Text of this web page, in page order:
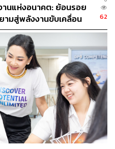
นแห่งอนาคต: ย้อนรอย
ามสู่พลังงานขับเคลื่อน
62